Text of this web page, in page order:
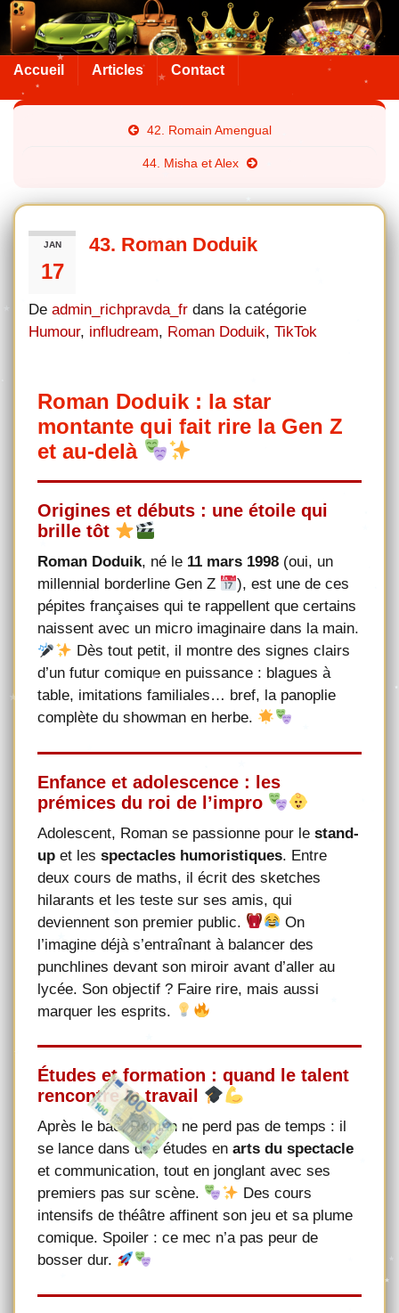
Accueil Articles Contact
42. Romain Amengual
44. Misha et Alex
JAN
17
43. Roman Doduik
De admin_richpravda_fr dans la catégorie
Humour, infludream, Roman Doduik, TikTok
Roman Doduik : la star
montante qui fait rire la Gen Z
et au-delà
Origines et débuts : une étoile qui
brille tôt
Roman Doduik, né le 11 mars 1998 (oui, un
millennial borderline Gen Z
), est une de ces
pépites françaises qui te rappellent que certains
naissent avec un micro imaginaire dans la main.
Dès tout petit, il montre des signes clairs
d’un futur comique en puissance : blagues à
table, imitations familiales… bref, la panoplie
complète du showman en herbe.
Enfance et adolescence : les
prémices du roi de l’impro
Adolescent, Roman se passionne pour le stand-
up et les spectacles humoristiques. Entre
deux cours de maths, il écrit des sketches
hilarants et les teste sur ses amis, qui
deviennent son premier public.
On
l’imagine déjà s’entraînant à balancer des
punchlines devant son miroir avant d’aller au
lycée. Son objectif ? Faire rire, mais aussi
marquer les esprits.
Études et formation : quand le talent
rencontre le travail
Après le bac, Roman ne perd pas de temps : il
se lance dans des études en arts du spectacle
et communication, tout en jonglant avec ses
premiers pas sur scène.
Des cours
intensifs de théâtre affinent son jeu et sa plume
comique. Spoiler : ce mec n’a pas peur de
bosser dur.